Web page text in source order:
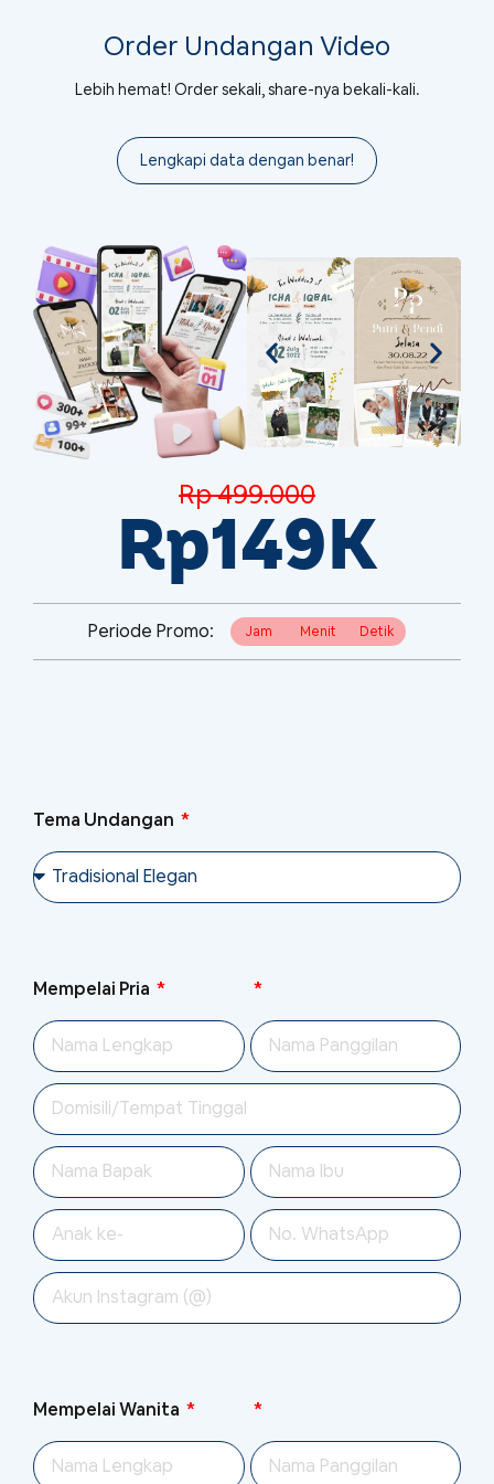
Order Undangan Video
Lebih hemat! Order sekali, share-nya bekali-kali.
Lengkapi data dengan benar!
Rp 499.000
Rp149K
Periode Promo: Jam Menit Detik
Tema Undangan
Mempelai Pria
Mempelai Wanita